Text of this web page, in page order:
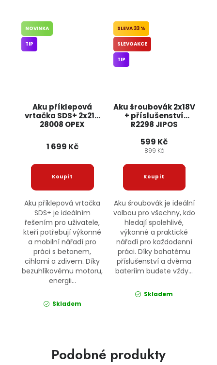
Aku příklepová
vrtačka SDS+ 2x21V
28008 OPEX
NOVINKA
TIP
1 699 Kč
Aku příklepová vrtačka
SDS+ je ideálním
řešením pro uživatele,
kteří potřebují výkonné
a mobilní nářadí pro
práci s betonem,
cihlami a zdivem. Díky
bezuhlíkovému motoru,
energii...
Skladem
Aku šroubovák 2x18V
+ příslušenství
R2298 JIPOS
33 %
SLEVOAKCE
TIP
599 Kč
899 Kč
Aku šroubovák je ideální
volbou pro všechny, kdo
hledají spolehlivé,
výkonné a praktické
nářadí pro každodenní
práci. Díky bohatému
příslušenství a dvěma
bateriím budete vždy...
Skladem
Podobné produkty